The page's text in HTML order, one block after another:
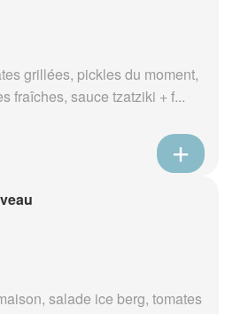
grillées, pickles du moment,
fraîches, sauce tzatziki + f...
salade ice berg, tomates